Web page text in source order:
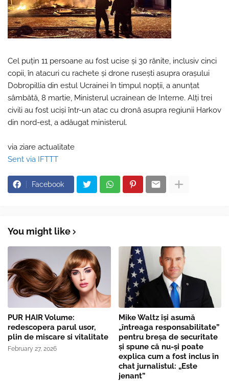
Cel puţin 11 persoane au fost ucise şi 30 rănite, inclusiv cinci
copii, în atacuri cu rachete şi drone ruseşti asupra oraşului
Dobropillia din estul Ucrainei în timpul nopţii, a anunţat
sâmbătă, 8 martie, Ministerul ucrainean de Interne. Alţi trei
civili au fost ucişi într-un atac cu dronă asupra regiunii Harkov
din nord-est, a adăugat ministerul.
via ziare actualitate
Sent via IFTTT
Facebook
You might like
PUR HAIR Volume:
redescopera parul usor,
plin de miscare si vitalitate
February 27, 2026
Mike Waltz îşi asumă
„întreaga responsabilitate”
pentru breşa de securitate
și spune că nu-și poate
explica cum a fost inclus în
chat jurnalistul: „Este
jenant”